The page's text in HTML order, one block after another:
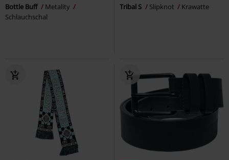
Bottle Buff
Metality
Schlauchschal
Tribal S Slipknot Krawatte